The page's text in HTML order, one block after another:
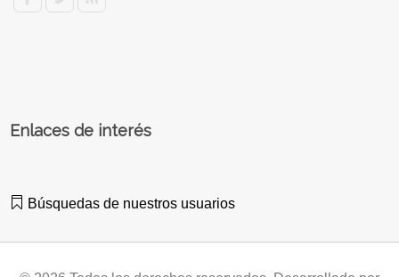
Enlaces de interés
Búsquedas de nuestros usuarios